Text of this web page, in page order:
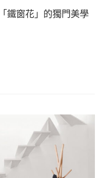
鐵窗花」的獨門美學